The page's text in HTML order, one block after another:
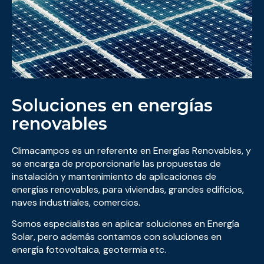
Soluciones en energías
renovables
Climacampos es un referente en Energías Renovables, y
se encarga de proporcionarle las propuestas de
instalación y mantenimiento de aplicaciones de
energías renovables, para viviendas, grandes edificios,
naves industriales, comercios.
Somos especialistas en aplicar soluciones en Energía
Solar, pero además contamos con soluciones en
energía fotovoltaica, geotermia etc.